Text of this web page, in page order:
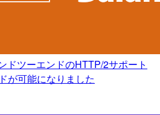
ドツーエンドのHTTP/2サポート
が可能になりました